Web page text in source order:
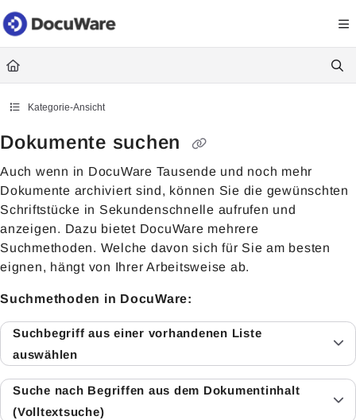
Documentation Index
Fetch the complete documentation index at: https://
Use this file to discover all available pages before exploring further.
Kategorie-Ansicht
Dokumente suchen
Auch wenn in DocuWare Tausende und noch mehr
Dokumente archiviert sind, können Sie die gewünschten
Schriftstücke in Sekundenschnelle aufrufen und
anzeigen. Dazu bietet DocuWare mehrere
Suchmethoden. Welche davon sich für Sie am besten
eignen, hängt von Ihrer Arbeitsweise ab.
Suchmethoden in DocuWare:
Suchbegriff aus einer vorhandenen Liste
auswählen
Suche nach Begriffen aus dem Dokumentinhalt
(Volltextsuche)